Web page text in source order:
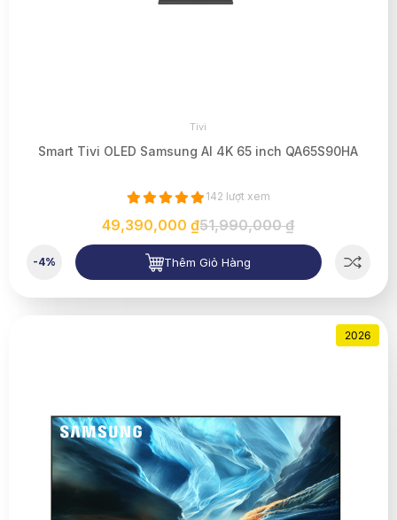
Tivi
Smart Tivi OLED Samsung AI 4K 65 inch QA65S90HA
142 lượt xem
49,390,000 ₫51,990,000 ₫
-4% Thêm Giỏ Hàng
2026